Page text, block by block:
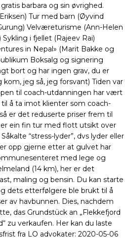
barbara og sin øvrighed.
Tur med barn (Øyvind
Velværeturisme (Ann-Helen
i fjellet (Rajeev Rai)
in Nepal» (Marit Bakke og
Boksalg og signering
bort og har ingen grav, du er
jeg så, jeg forsvant) Tiden var
til coach-utdanningen har vært
å ta imot klienter som coach-
er det reduserte priser frem til
ein fin tur med flott utsikt over
“stress-lyder”, dvs lyder eller
opp gjerne etter at gulvet har
med lege og
(14 km), her er det
maling og bensin. Du kan starte
dets etterfølgere ble brukt til å
av havbunnen. Dies, nachdem
das Grundstück an „Flekkefjord
zu verkaufen. Her kan du laste
fra LO advokater: 2020-05-06